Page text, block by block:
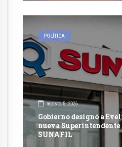
POLÍTICA
agosto 5, 2026
Gobierno designó a
nueva
SUNAFIL